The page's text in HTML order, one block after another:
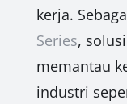
kerja.
Series,
memantau
industri